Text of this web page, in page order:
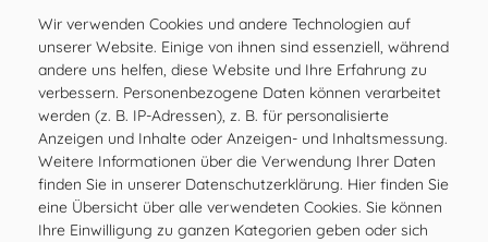
ROUTE ÖFFNEN
Wir verwenden Cookies und andere Technologien auf
unserer Website. Einige von ihnen sind essenziell, während
andere uns helfen, diese Website und Ihre Erfahrung zu
verbessern. Personenbezogene Daten können verarbeitet
werden (z. B. IP-Adressen), z. B. für personalisierte
Anzeigen und Inhalte oder Anzeigen- und Inhaltsmessung.
Weitere Informationen über die Verwendung Ihrer Daten
finden Sie in unserer Datenschutzerklärung. Hier finden Sie
eine Übersicht über alle verwendeten Cookies. Sie können
Ihre Einwilligung zu ganzen Kategorien geben oder sich